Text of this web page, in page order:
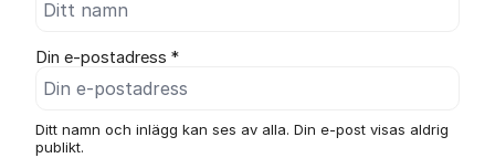
Din e-postadress *
Ditt namn och inlägg kan ses av alla. Din e-post visas aldrig
publikt.